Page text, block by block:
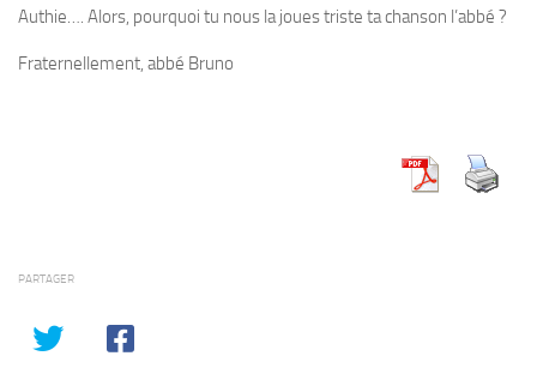
Authie…. Alors, pourquoi tu nous la joues triste ta chanson l’abbé ?
Fraternellement, abbé Bruno
PARTAGER